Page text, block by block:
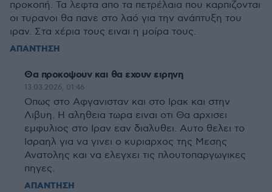
προκοπή. Τα λεφτα απο τα πετρέλαια που καρπιζονται
οι τυρανοι θα πανε στο λαό για την ανάπτυξη του
ιραν. Στα χέρια τους ειναι η μοίρα τους.
ΑΠΑΝΤΗΣΗ
Θα προκοψουν και θα εχουν ειρηνη
13.03.2026, 01:46
Οπως στο Αφγανισταν και στο Ιρακ και στην
Λιβυη. Η αληθεια τωρα ειναι οτι Θα αρχισει
εμφυλιος στο Ιραν εαν διαλυθει. Αυτο θελει το
Ισραηλ για να γινει ο κυριαρχος της Μεσης
Ανατολης και να ελεγχει τις πλουτοπαργωγικες
πηγες.
ΑΠΑΝΤΗΣΗ